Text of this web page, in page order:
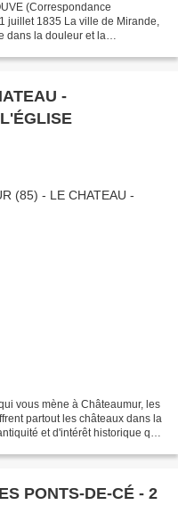
(Correspondance
juillet 1835 La ville de Mirande,
dans la douleur et la
JURIDICTION - HISTOIRE - L'ÉGLISE
vous mène à Châteaumur, les
partout les châteaux dans la
et d'intérêt historique que
PONTS-DE-CÉ - 2